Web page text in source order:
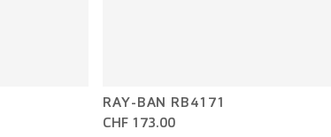
RAY-BAN RB4171
CHF 173.00